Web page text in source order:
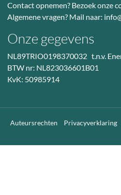
Contact opnemen? Bezoekonze
Algemene vragen? Mail naar:
Onze gegevens
NL89TRIO0198370032 t.n.v.
BTW nr: NL823036601B01
KvK: 50985914
Auteursrechten Privacyverklaring